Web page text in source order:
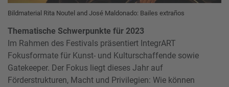
Bildmaterial Rita Noutel and José Maldonado: Bailes extraños
Thematische Schwerpunkte für 2023
Im Rahmen des Festivals präsentiert IntegrART
Fokusformate für Kunst- und Kulturschaffende sowie
Gatekeeper. Der Fokus liegt dieses Jahr auf
Förderstrukturen, Macht und Privilegien: Wie können